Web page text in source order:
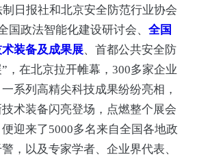
报社和北京安全防范行业协会
国政法智能化建设研讨会、全国
装备及成果展、首都公共安全防
，在北京拉开帷幕，300多家企业
系列高精尖科技成果纷纷亮相，
术装备闪亮登场，点燃整个展会
迎来了5000多名来自全国各地政
，以及专家学者、企业界代表、